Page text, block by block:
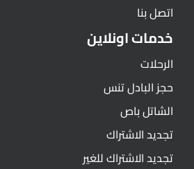
اتصل بنا
خدمات اونلاين
الرحلات
حجز البادل تنس
الشاتل باص
تجديد الاشتراك
تجديد الاشتراك للغير